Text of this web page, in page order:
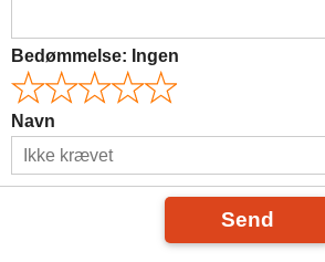
Bedømmelse: Ingen
Navn
Send